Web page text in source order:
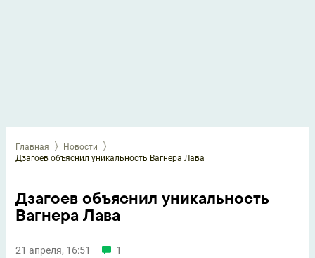
Главная
Новости
Дзагоев объяснил уникальность Вагнера Лава
Дзагоев объяснил уникальность
Вагнера Лава
21 апреля, 16:51 1